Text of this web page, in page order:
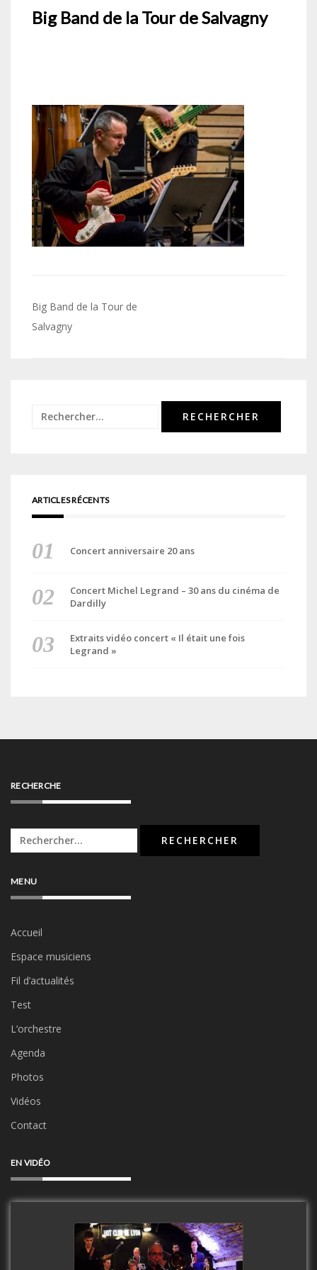
Big Band de la Tour de Salvagny
Navigation
de
Big Band de la Tour de
Salvagny
Rechercher :
ARTICLES RÉCENTS
Concert anniversaire 20 ans
Concert Michel Legrand – 30 ans du cinéma de
Dardilly
Extraits vidéo concert « Il était une fois
Legrand »
RECHERCHE
Rechercher :
MENU
Accueil
Espace musiciens
Fil d’actualités
Test
L’orchestre
Agenda
Photos
Vidéos
Contact
EN VIDÉO
Clip Only Big Band 2019